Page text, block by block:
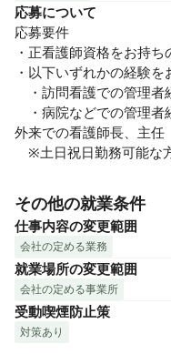
応募について
応募要件
・正看護師資格をお持ち
・以下いずれかの経験を
・訪問看護での管理者
・病院などでの管理者
外来での看護師長、主任
※土日祝日勤務可能な
その他の就業条件
仕事内容の変更範囲
会社の定める業務
就業場所の変更範囲
会社の定める事業所
受動喫煙防止策
対策あり